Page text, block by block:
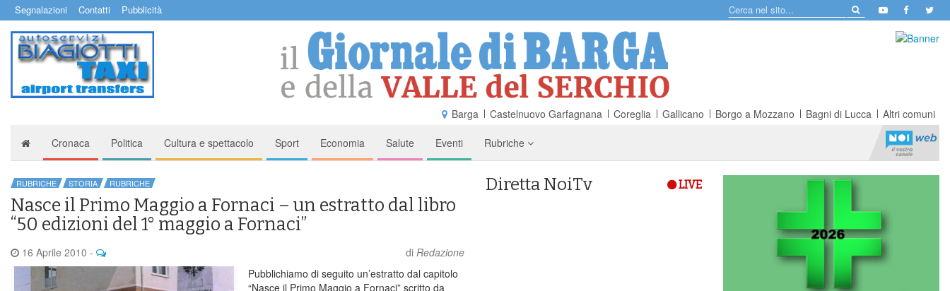
Segnalazioni Contatti Pubblicità
Barga Castelnuovo Garfagnana Coreglia Gallicano Borgo a Mozzano Bagni di Lucca Altri comuni
Cronaca Politica Cultura e spettacolo Sport Economia Salute Eventi Rubriche
RUBRICHE STORIA RUBRICHE
Nasce il Primo Maggio a Fornaci – un estratto dal libro
“50 edizioni del 1° maggio a Fornaci”
16 Aprile 2010 - di Redazione
Pubblichiamo di seguito un’estratto dal capitolo
“Nasce il Primo Maggio a Fornaci” scritto da
Diretta NoiTv LIVE